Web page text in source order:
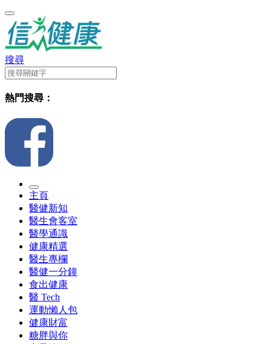
搜尋
熱門搜尋：
主頁
醫健新知
醫生會客室
醫學通識
健康精選
醫生專欄
醫健一分鐘
食出健康
醫 Tech
運動懶人包
健康財富
糖胖與你